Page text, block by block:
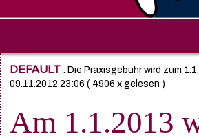
DEFAULT: Die Praxisgebühr wird zum
09.11.2012 23:06 ( 4906 x gelesen )
Am 1.1.2013